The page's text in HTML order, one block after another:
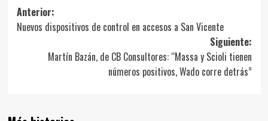
Navegación
de
entradas
Anterior:
Nuevos dispositivos de control en accesos a San Vicente
Siguiente:
Martín Bazán, de CB Consultores: “Massa y Scioli tienen
números positivos, Wado corre detrás”